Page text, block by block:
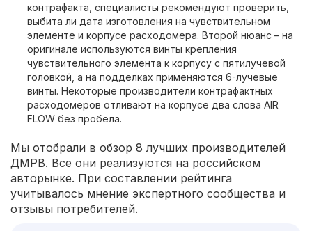
контрафакта, специалисты рекомендуют проверить,
выбита ли дата изготовления на чувствительном
элементе и корпусе расходомера. Второй нюанс – на
оригинале используются винты крепления
чувствительного элемента к корпусу с пятилучевой
головкой, а на подделках применяются 6-лучевые
винты. Некоторые производители контрафактных
расходомеров отливают на корпусе два слова AIR
FLOW без пробела.
Мы отобрали в обзор 8 лучших производителей
ДМРВ. Все они реализуются на российском
авторынке. При составлении рейтинга
учитывалось мнение экспертного сообщества и
отзывы потребителей.